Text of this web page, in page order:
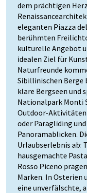
dem prächtigen
eleganten Piazza
berühmten
kulturelle Angebot
idealen Ziel für
Naturfreunde
Sibillinischen Berge
klare Bergseen und
Nationalpark Monti
Outdoor-
oder Paragliding
Panoramablicken.
Urlaubserlebnis ab:
hausgemachte
Rosso Piceno
Marken. In Osterien
eine unverfälschte,